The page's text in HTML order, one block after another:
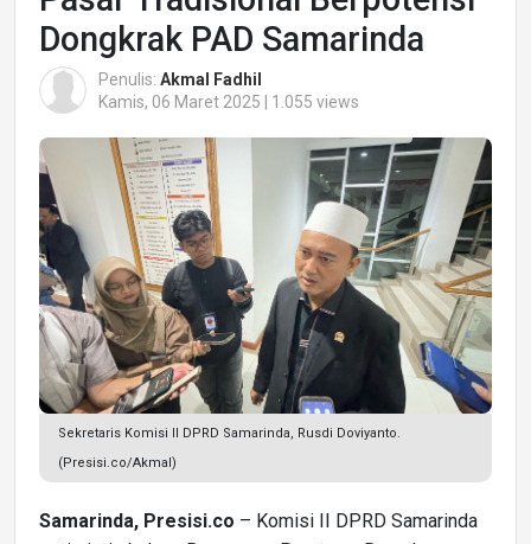
Dongkrak PAD Samarinda
Penulis: Akmal Fadhil
Kamis, 06 Maret 2025 | 1.055 views
Sekretaris Komisi II DPRD Samarinda, Rusdi Doviyanto.
(Presisi.co/Akmal)
Samarinda, Presisi.co – Komisi II DPRD Samarinda